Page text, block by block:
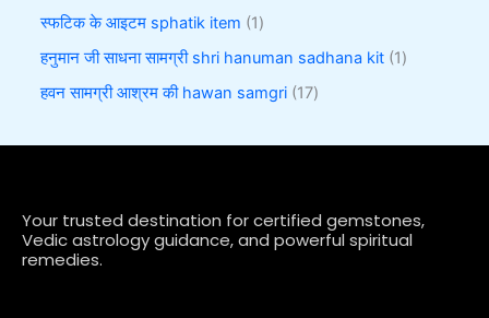
स्फटिक के आइटम sphatik item 1
हनुमान जी साधना सामग्री shri hanuman sadhana kit 1
हवन सामग्री आश्रम की hawan samgri 17
Your trusted destination for certified gemstones,
Vedic astrology guidance, and powerful spiritual
remedies.